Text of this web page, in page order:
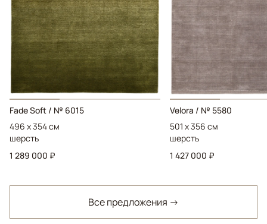
Fade Soft / № 6015
496 x 354 см
шерсть
1 289 000 ₽
Velora / № 5580
501 x 356 см
шерсть
1 427 000 ₽
Все предложения →